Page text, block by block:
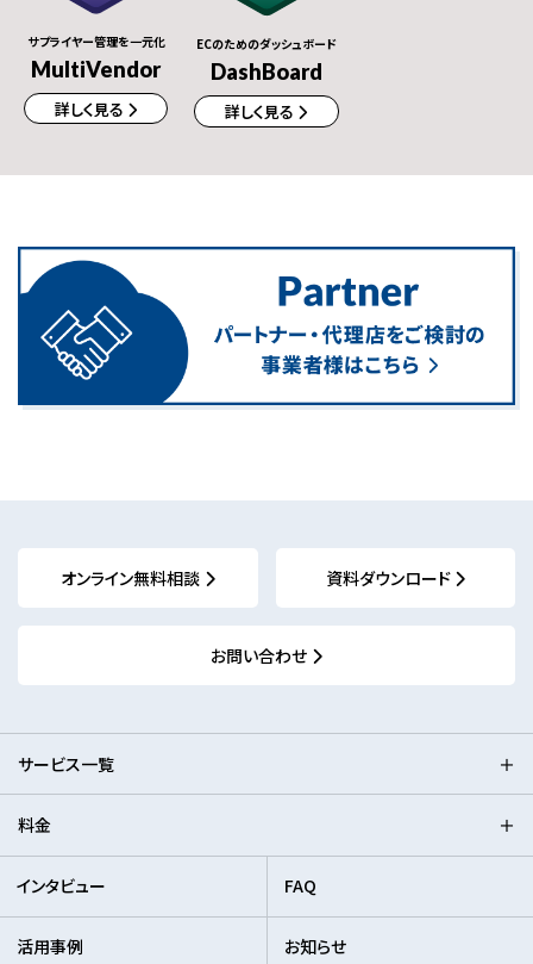
サプライヤー管理を一元化
MultiVendor
詳しく見る
ECのためのダッシュボード
DashBoard
詳しく見る
オンライン無料相談 資料ダウンロード
お問い合わせ
サービス一覧
料金
インタビュー FAQ
活用事例 お知らせ